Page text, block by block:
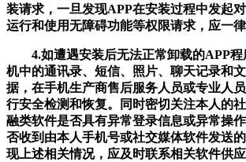
装请求，一旦发现APP在安装过程中发起
运行和使用无障碍功能等权限请求，应一律
4.如遭遇安装后无法正常卸载的APP程
机中的通讯录、短信、照片、聊天记录和
据，在手机生产商售后服务人员或专业人
行安全检测和恢复。同时密切关注本人的
融类软件是否具有异常登录信息或异常操
否收到由本人手机号或社交媒体软件发送
现上述相关情况，应及时联系相关软件供